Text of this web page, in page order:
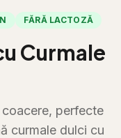
FĂRĂ LACTOZĂ
Curmale
perfecte
curmale dulci cu